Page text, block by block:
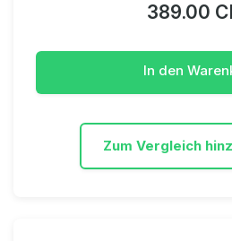
389.00
In den
Zum Vergleich